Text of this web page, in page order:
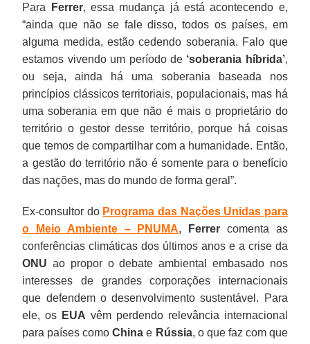
Para Ferrer, essa mudança já está acontecendo e,
“ainda que não se fale disso, todos os países, em
alguma medida, estão cedendo soberania. Falo que
estamos vivendo um período de ‘soberania híbrida’,
ou seja, ainda há uma soberania baseada nos
princípios clássicos territoriais, populacionais, mas há
uma soberania em que não é mais o proprietário do
território o gestor desse território, porque há coisas
que temos de compartilhar com a humanidade. Então,
a gestão do território não é somente para o benefício
das nações, mas do mundo de forma geral”.
Ex-consultor do Programa das Nações Unidas para
o Meio Ambiente – PNUMA, Ferrer comenta as
conferências climáticas dos últimos anos e a crise da
ONU ao propor o debate ambiental embasado nos
interesses de grandes corporações internacionais
que defendem o desenvolvimento sustentável. Para
ele, os EUA vêm perdendo relevância internacional
para países comoChina e Rússia, o que faz com que